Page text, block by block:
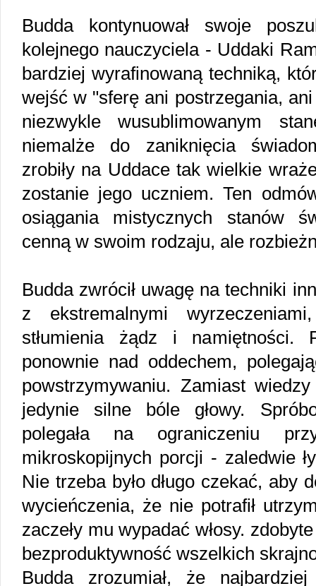
Budda kontynuował swoje
kolejnego nauczyciela - Uddaki
bardziej wyrafinowaną techniką,
wejść w "sferę ani postrzegania,
niezwykle wusublimowanym
niemalże do zaniknięcia
zrobiły na Uddace tak wielkie
zostanie jego uczniem. Ten
osiągania mistycznych stanów
cenną w swoim rodzaju, ale
Budda zwrócił uwagę na techniki
z ekstremalnymi
stłumienia żądz i namiętności.
ponownie nad oddechem,
powstrzymywaniu. Zamiast
jedynie silne bóle głowy.
polegała na ograniczeniu
mikroskopijnych porcji - zaledwie
Nie trzeba było długo czekać, aby
wycieńczenia, że nie potrafił
zaczeły mu wypadać włosy.
bezproduktywność wszelkich
Budda zrozumiał, że